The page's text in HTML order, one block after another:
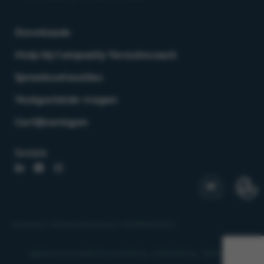
Downloads
Hulp bij Compasity Verzuimcoach
Spreekuurlocaties
Veelgestelde vragen
Certificeringen